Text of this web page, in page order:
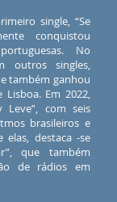
single, “Se
conquistou
No
outros singles,
também ganhou
Em 2022,
Leve”, com seis
brasileiros e
elas, destaca -se
que também
de rádios em